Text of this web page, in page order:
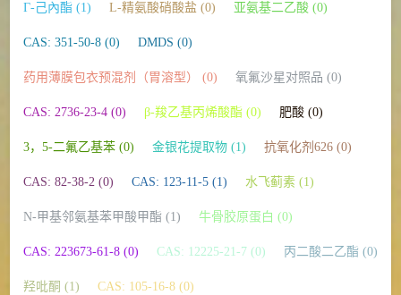
Γ-己內酯 (1) L-精氨酸硝酸盐 (0) 亚氨基二乙酸 (0)
CAS: 351-50-8 (0) DMDS (0)
药用薄膜包衣预混剂（胃溶型） (0) 氧氟沙星对照品 (0)
CAS: 2736-23-4 (0) β-羧乙基丙烯酸酯 (0) 肥酸 (0)
3，5-二氟乙基苯 (0) 金银花提取物 (1) 抗氧化剂626 (0)
CAS: 82-38-2 (0) CAS: 123-11-5 (1) 水飞蓟素 (1)
N-甲基邻氨基苯甲酸甲酯 (1) 牛骨胶原蛋白 (0)
CAS: 223673-61-8 (0) CAS: 12225-21-7 (0) 丙二酸二乙酯 (0)
羟吡酮 (1) CAS: 105-16-8 (0)